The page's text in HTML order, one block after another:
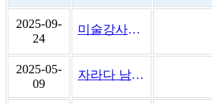
2025-09-
24
미술강사잡알바
2025-05-
09
자라다 남아미술학원 김포운양원